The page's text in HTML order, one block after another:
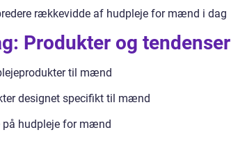
rækkevidde af hudpleje for mænd i dag
Produkter og tendenser
til mænd
designet specifikt til mænd
på hudpleje for mænd